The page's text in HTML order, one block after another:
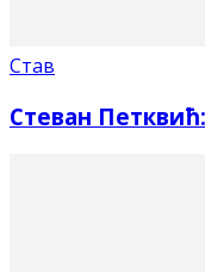
Став
Стеван